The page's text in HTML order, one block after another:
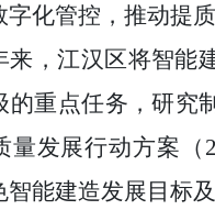
化管控，推动提
来，江汉区将智能
的重点任务，研究
量发展行动方案（
能建造发展目标及